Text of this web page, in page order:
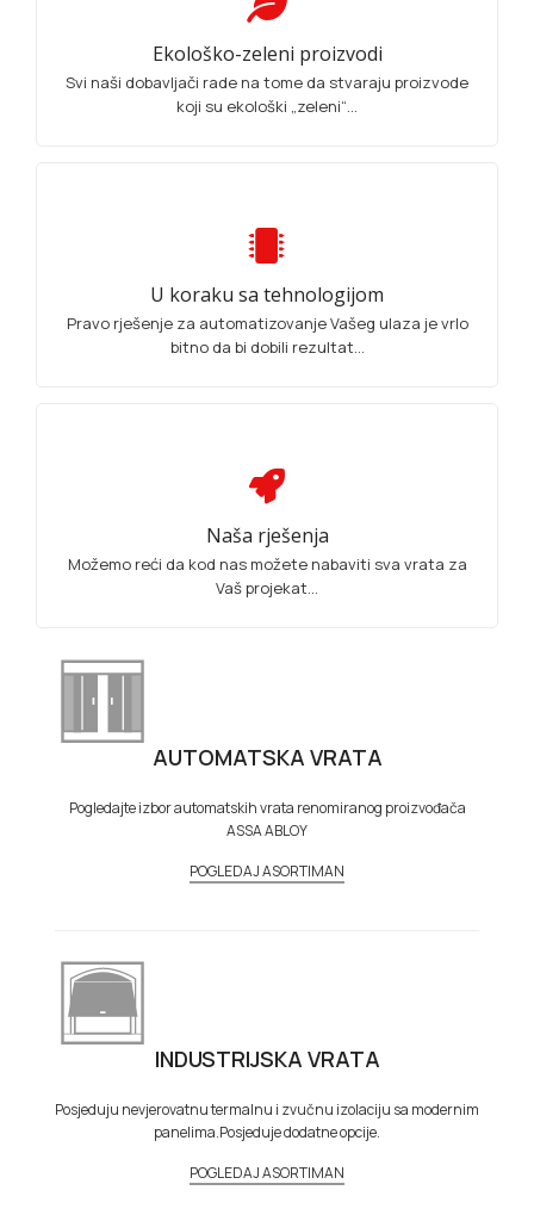
Ekološko-zeleni proizvodi
Svi naši dobavljači rade na tome da stvaraju proizvode
koji su ekološki „zeleni“...
U koraku sa tehnologijom
Pravo rješenje za automatizovanje Vašeg ulaza je vrlo
bitno da bi dobili rezultat...
Naša rješenja
Možemo reći da kod nas možete nabaviti sva vrata za
Vaš projekat...
AUTOMATSKA VRATA
Pogledajte izbor automatskih vrata renomiranog proizvođača
ASSA ABLOY
POGLEDAJ ASORTIMAN
INDUSTRIJSKA VRATA
Posjeduju nevjerovatnu termalnu i zvučnu izolaciju sa modernim
panelima.Posjeduje dodatne opcije.
POGLEDAJ ASORTIMAN